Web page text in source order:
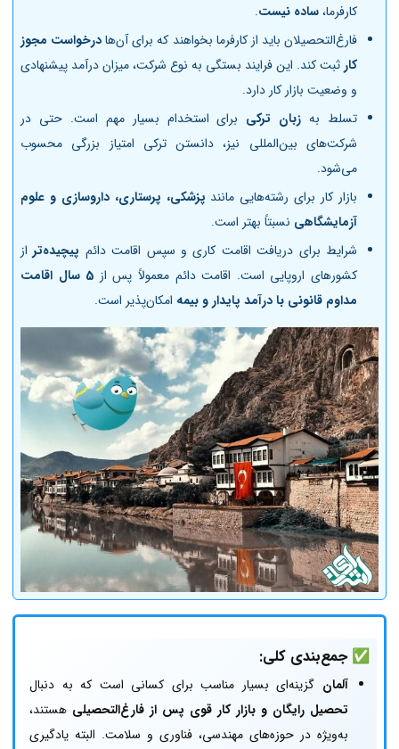
کارفرما،ساده نیست.
فارغ‌التحصیلان باید از کارفرما بخواهند که برای آن‌هادرخواست مجوز
کار ثبت کند. این فرایند بستگی به نوع شرکت، میزان درآمد پیشنهادی
و وضعیت بازار کار دارد.
تسلط به زبان ترکی برای استخدام بسیار مهم است. حتی در
شرکت‌های بین‌المللی نیز، دانستن ترکی امتیاز بزرگی محسوب
می‌شود.
بازار کار برای رشته‌هایی مانند پزشکی، پرستاری، داروسازی و علوم
آزمایشگاهی نسبتاً بهتر است.
شرایط برای دریافت اقامت کاری و سپس اقامت دائم پیچیده‌تراز
کشورهای اروپایی است. اقامت دائم معمولاً پس از
5 سال اقامت
مداوم قانونی با درآمد پایدار و بیمه امکان‌پذیر است.
✅ جمع‌بندی کلی:
آلمان گزینه‌ای بسیار مناسب برای کسانی است که به دنبال
تحصیل رایگان و بازار کار قوی پس از فارغ‌التحصیلی هستند،
به‌ویژه در حوزه‌های مهندسی، فناوری و سلامت. البته یادگیری